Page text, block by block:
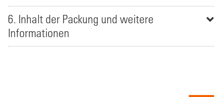
6. Inhalt der Packung und weitere
Informationen